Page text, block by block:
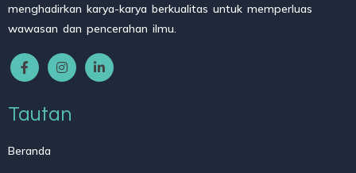
menghadirkan karya-karya berkualitas untuk memperluas
wawasan dan pencerahan ilmu.
Tautan
Beranda